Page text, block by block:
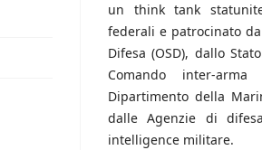
un think tank
federali e patrocinato
Difesa (OSD), dallo
Comando inter-
Dipartimento della
dalle Agenzie di
intelligence militare.